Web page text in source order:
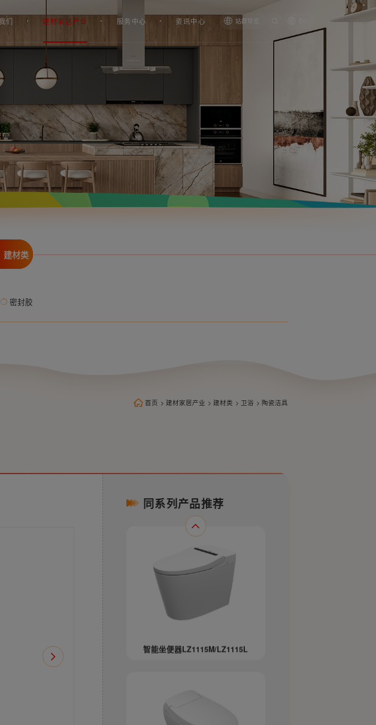
们 建材家居产业 服务中心 资讯中心 站群导览
建材类
密封胶
首页 > 建材家居产业 > 建材类 > 卫浴 > 陶瓷洁具
同系列产品推荐
虹吸式连体坐便器LZ1225M/L
智能坐便器LZ1115M/LZ1115L